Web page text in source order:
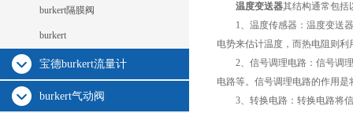
burkert隔膜阀
burkert
宝德burkert流量计
burkert气动阀
温度变送器其结构通常包括
1、温度传感器：温度变送器
电势来估计温度，而热电阻则
2、信号调理电路：信号调理
电路等。信号调理电路的作用
3、转换电路：转换电路将信